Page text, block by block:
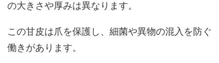
の大きさや厚みは異なります。
この甘皮は爪を保護し、細菌や異物の混入を防ぐ
働きがあります。